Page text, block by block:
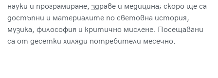
науки и програмиране, здраве и медицина; скоро ще са
достъпни и материалите по световна история,
музика, философия и критично мислене. Посещавани
са от десетки хиляди потребители месечно.